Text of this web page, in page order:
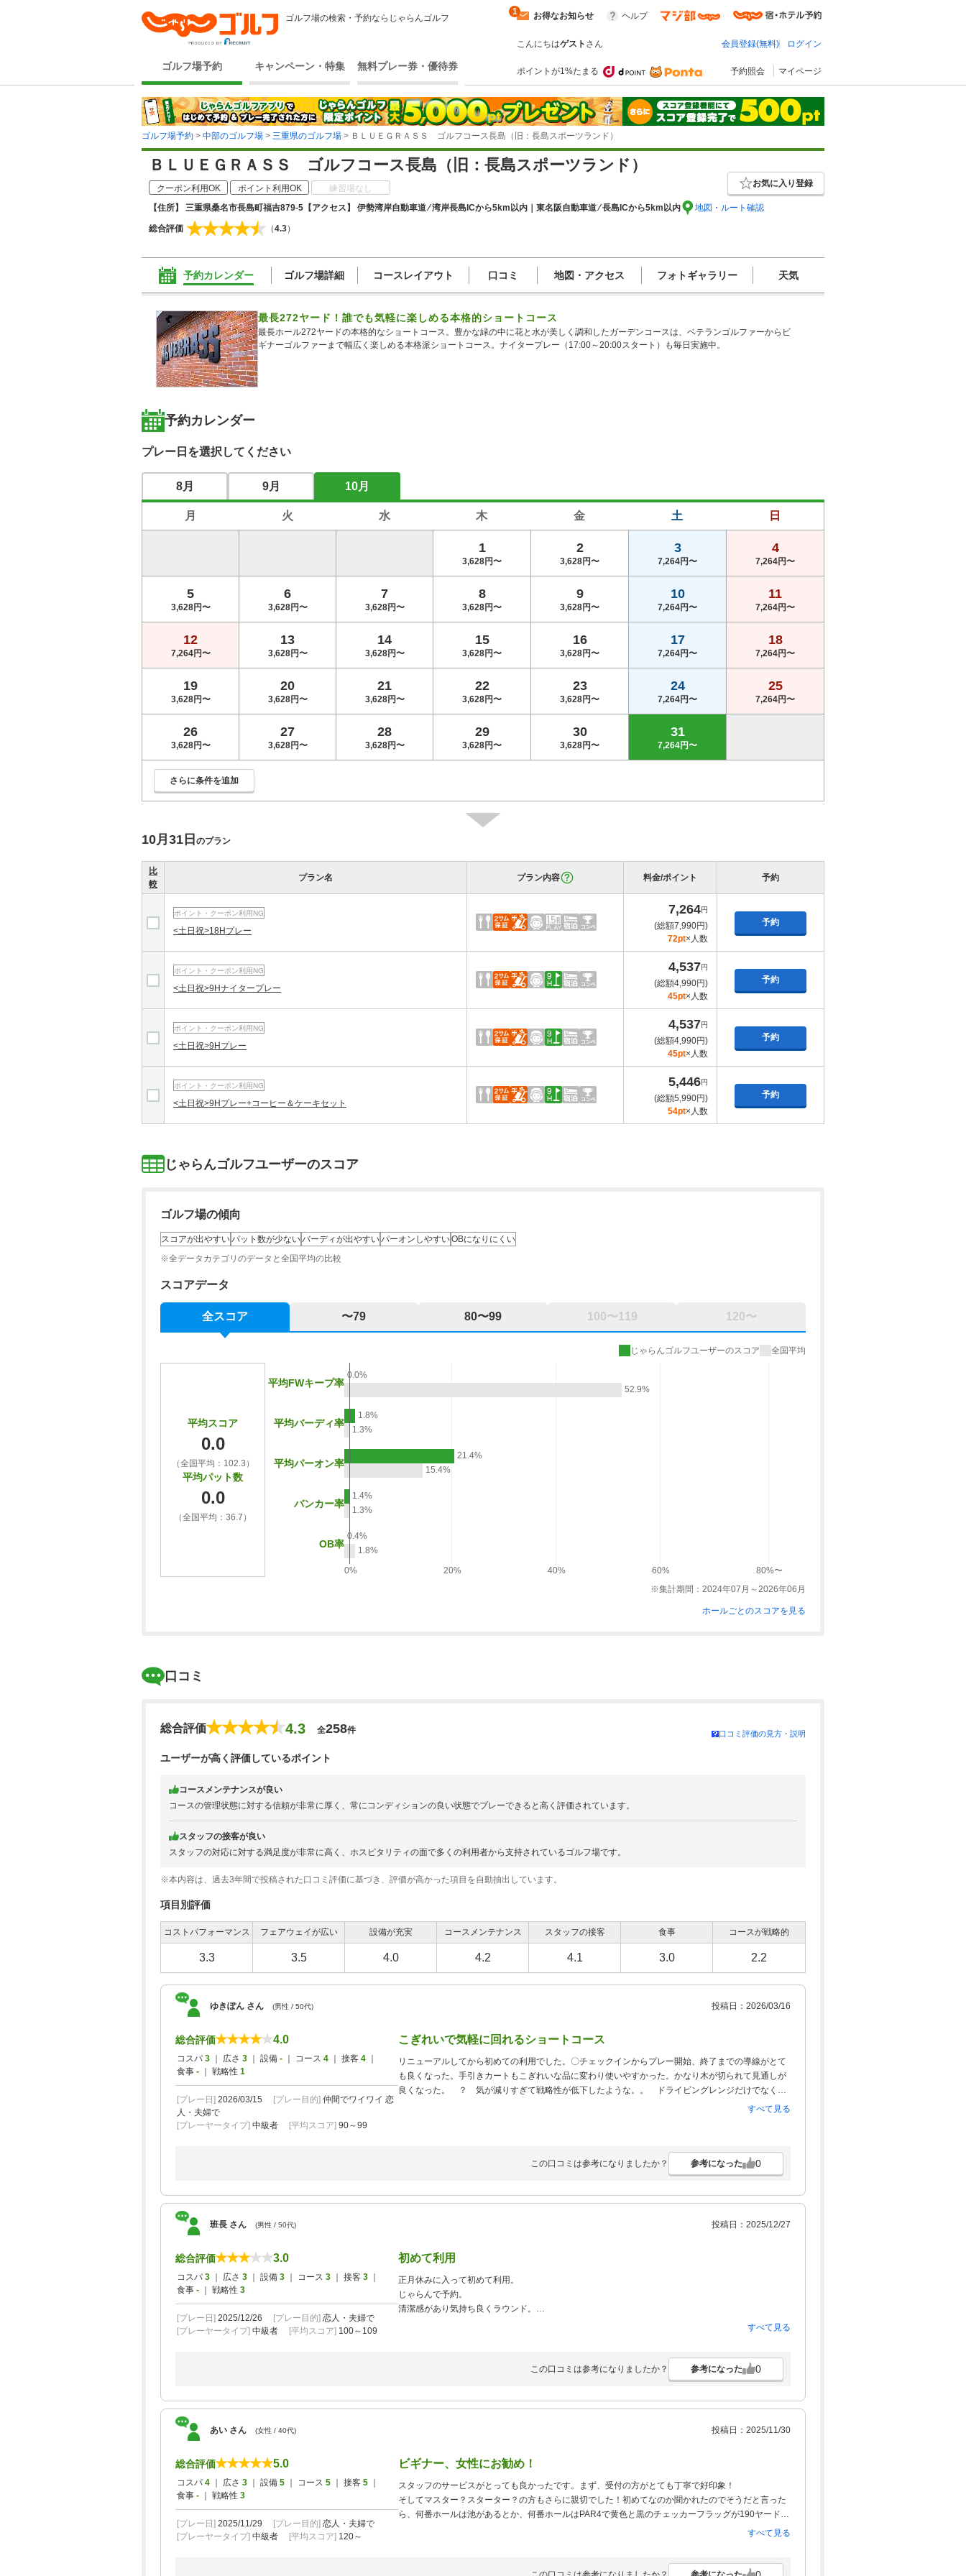
ゴルフ場の検索・予約ならじゃらんゴルフ
ゴルフ場予約 キャンペーン・特集 無料プレー券・優待券
お得なお知らせ
1 ヘルプ
こんにちはゲスト さん 会員登録(無料) ログイン
ポイントが1%たまる 予約照会 マイページ
ゴルフ場予約 > 中部のゴルフ場 > 三重県のゴルフ場 > ＢＬＵＥＧＲＡＳＳ ゴルフコース長島（旧：長島スポーツランド）
ＢＬＵＥＧＲＡＳＳ ゴルフコース長島（旧：長島スポーツランド）
クーポン利用OK ポイント利用OK 練習場なし
お気に入り登録
【住所】 三重県桑名市長島町福吉879-5 【アクセス】 伊勢湾岸自動車道 ⁄ 湾岸長島ICから5km以内｜東名阪自動車道 ⁄ 長島ICから5km以内 地図・ルート確認
総合評価 （4.3）
予約カレンダー ゴルフ場詳細 コースレイアウト 口コミ 地図・アクセス フォトギャラリー 天気
最長272ヤード！誰でも気軽に楽しめる本格的ショートコース
最長ホール272ヤードの本格的なショートコース。豊かな緑の中に花と水が美しく調和したガーデンコースは、ベテランゴルファーからビ
ギナーゴルファーまで幅広く楽しめる本格派ショートコース。ナイタープレー（17:00～20:00スタート）も毎日実施中。
予約カレンダー
プレー日を選択してください
8月 9月 10月
月 火 水 木 金 土 日
1
3,628円〜
2
3,628円〜
3
7,264円〜
4
7,264円〜
5
3,628円〜
6
3,628円〜
7
3,628円〜
8
3,628円〜
9
3,628円〜
10
7,264円〜
11
7,264円〜
12
7,264円〜
13
3,628円〜
14
3,628円〜
15
3,628円〜
16
3,628円〜
17
7,264円〜
18
7,264円〜
19
3,628円〜
20
3,628円〜
21
3,628円〜
22
3,628円〜
23
3,628円〜
24
7,264円〜
25
7,264円〜
26
3,628円〜
27
3,628円〜
28
3,628円〜
29
3,628円〜
30
3,628円〜
31
7,264円〜
さらに条件を追加
10月31日 のプラン
比
較
プラン名 プラン内容 料金/ポイント 予約
ポイント・クーポン利用NG
<土日祝>18Hプレー
7,264円
(総額7,990円)
72pt×人数
予約
ポイント・クーポン利用NG
<土日祝>9Hナイタープレー
4,537円
(総額4,990円)
45pt×人数
予約
ポイント・クーポン利用NG
<土日祝>9Hプレー
4,537円
(総額4,990円)
45pt×人数
予約
ポイント・クーポン利用NG
<土日祝>9Hプレー+コーヒー＆ケーキセット
5,446円
(総額5,990円)
54pt×人数
予約
じゃらんゴルフユーザーのスコア
ゴルフ場の傾向
スコアが出やすいパット数が少ないバーディが出やすいパーオンしやすいOBになりにくい
※全データカテゴリのデータと全国平均の比較
スコアデータ
全スコア 〜79 80〜99 100〜119 120〜
じゃらんゴルフユーザーのスコア 全国平均
平均スコア
0.0
（全国平均：102.3）
平均パット数
0.0
（全国平均：36.7）
平均FWキープ率
0.0%
52.9%
平均バーディ率
1.8%
1.3%
平均パーオン率
21.4%
15.4%
バンカー率
1.4%
1.3%
OB率
0.4%
1.8%
0%
20% 40% 60%
80%〜
※集計期間：2024年07月～2026年06月
ホールごとのスコアを見る
口コミ
総合評価 4.3 全258件 口コミ評価の見方・説明
ユーザーが高く評価しているポイント
コースメンテナンスが良い
コースの管理状態に対する信頼が非常に厚く、常にコンディションの良い状態でプレーできると高く評価されています。
スタッフの接客が良い
スタッフの対応に対する満足度が非常に高く、ホスピタリティの面で多くの利用者から支持されているゴルフ場です。
※本内容は、過去3年間で投稿された口コミ評価に基づき、評価が高かった項目を自動抽出しています。
項目別評価
コストパフォーマンス フェアウェイが広い 設備が充実 コースメンテナンス スタッフの接客 食事 コースが戦略的
3.3 3.5 4.0 4.2 4.1 3.0 2.2
ゆきぽん さん (男性 / 50代) 投稿日：2026/03/16
総合評価 4.0
コスパ 3 ｜ 広さ 3 ｜ 設備 - ｜ コース 4 ｜ 接客 4
食事 - ｜ 戦略性 1
[プレー日] 2026/03/15 [プレー目的] 仲間でワイワイ 恋
人・夫婦で
[プレーヤータイプ] 中級者 [平均スコア] 90～99
こぎれいで気軽に回れるショートコース
リニューアルしてから初めての利用でした。〇チェックインからプレー開始、終了までの導線がとて
も良くなった。手引きカートもこぎれいな品に変わり使いやすかった。かなり木が切られて見通しが
良くなった。 ？ 気が減りすぎて戦略性が低下したような。。 ドライビングレンジだけでなくパ
ットもアプローチも練習できない。ジュニアの育成にひたすら回らせる、なのかもしれませんが、こ
すべて見る
この口コミは参考になりましたか？ 参考になった 0
班長 さん (男性 / 50代) 投稿日：2025/12/27
総合評価 3.0
コスパ 3 ｜ 広さ 3 ｜ 設備 3 ｜ コース 3 ｜ 接客 3
食事 - ｜ 戦略性 3
[プレー日] 2025/12/26 [プレー目的] 恋人・夫婦で
[プレーヤータイプ] 中級者 [平均スコア] 100～109
初めて利用
正月休みに入って初めて利用。
じゃらんで予約。
清潔感があり気持ち良くラウンド。
手引きカートがあるからバッグ、又はサブバッグ積んで移動。
すべて見る
この口コミは参考になりましたか？ 参考になった 0
あい さん (女性 / 40代) 投稿日：2025/11/30
総合評価 5.0
コスパ 4 ｜ 広さ 3 ｜ 設備 5 ｜ コース 5 ｜ 接客 5
食事 - ｜ 戦略性 3
[プレー日] 2025/11/29 [プレー目的] 恋人・夫婦で
[プレーヤータイプ] 中級者 [平均スコア] 120～
ビギナー、女性にお勧め！
スタッフのサービスがとっても良かったです。まず、受付の方がとても丁寧で好印象！
そしてマスター？スターター？の方もさらに親切でした！初めてなのか聞かれたのでそうだと言った
ら、何番ホールは池があるとか、何番ホールはPAR4で黄色と黒のチェッカーフラッグが190ヤードに
あるので前の組がそこを通り過ぎるまで待ってね。とか、とっても丁寧に解説してくださいました！
各ティーボックスのまえにはベンチがあって前が詰まってしまっていても焦らず、焦らせず待つこと
すべて見る